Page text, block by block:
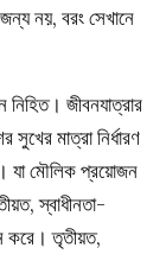
নয়, বরং সেখানে
নিহিত। জীবনযাত্রার
মাত্রা নির্ধারণ
যা মৌলিক প্রয়োজন
স্বাধীনতা-
করে। তৃতীয়ত,